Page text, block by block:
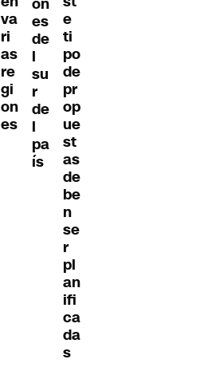
va
ri
as
re
gi
on
es
es
de
l
su
r
de
l
pa
ís
e
ti
po
de
pr
op
ue
st
as
de
be
n
se
r
pl
an
ifi
ca
da
s